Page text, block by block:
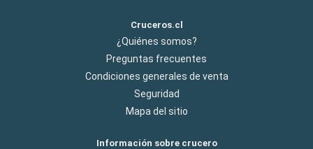
Cruceros.cl
¿Quiénes somos?
Preguntas frecuentes
Condiciones generales de venta
Seguridad
Mapa del sitio
Información sobre crucero